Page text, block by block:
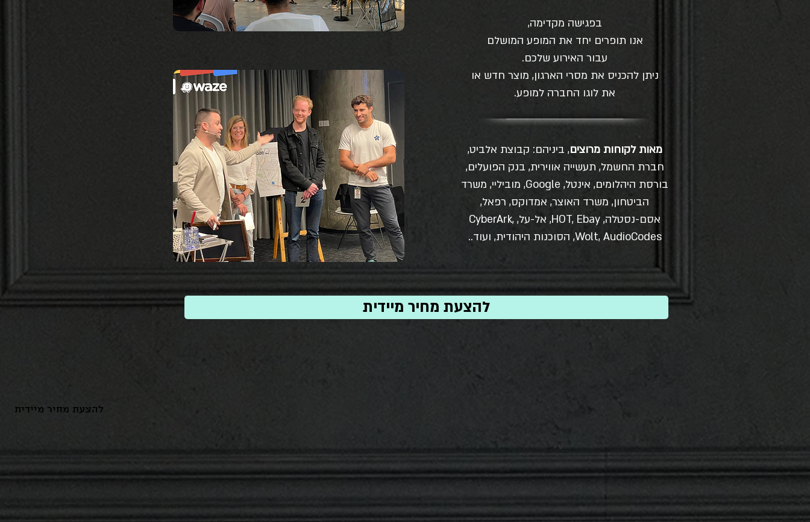
להצעת מחיר מיידית
בפגישה מקדימה,
אנו תופרים יחד את המופע המושלם
עבור האירוע שלכם.
ניתן להכניס את מסרי הארגון, מוצר חדש או
את לוגו החברה למופע.
מאות לקוחות מרוצים, ביניהם: קבוצת אלביט,
חברת החשמל, תעשייה אווירית, בנק הפועלים,
בורסת היהלומים, אינטל, Google, מוביליי, משרד
הביטחון, משרד האוצר, אמדוקס, רפאל,
אסם-נסטלה, HOT, Ebay, אל-על, CyberArk,
Wolt, AudioCodes, הסוכנות היהודית, ועוד..
להצעת מחיר מיידית